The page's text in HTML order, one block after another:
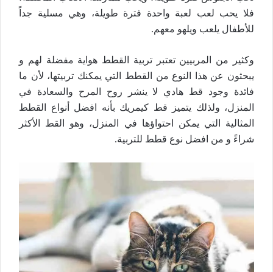
فلا يحب لعب لعبة واحدة فترة طويلة، وهي مسلية جداً
للأطفال يلعب ويلهو معهم.
وكثير من المربيين تعتبر تربية القطط هواية مفضلة لهم و
يبحثون عن هذا النوع من القطط التي يمكنك تربيتها، لأن ما
فائدة وجود قط هادي لا ينشر روح المرح والسعادة في
المنزل، ولذلك يتميز قط كيمريك بأنه افضل أنواع القطط
المثالية التي يمكن احتواؤها في المنزل، وهو القط الأكثر
شراءً و من افضل نوع قطط للتربية.